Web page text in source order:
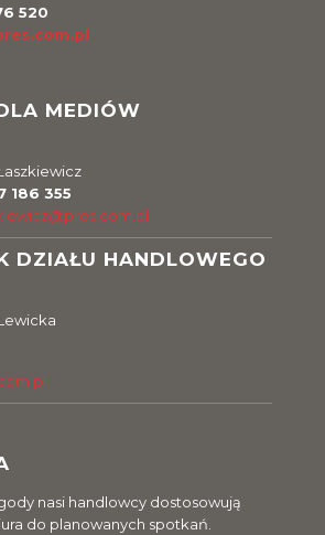
520
MEDIÓW
186 355
DZIAŁU HANDLOWEGO
nasi handlowcy dostosowują
do planowanych spotkań.